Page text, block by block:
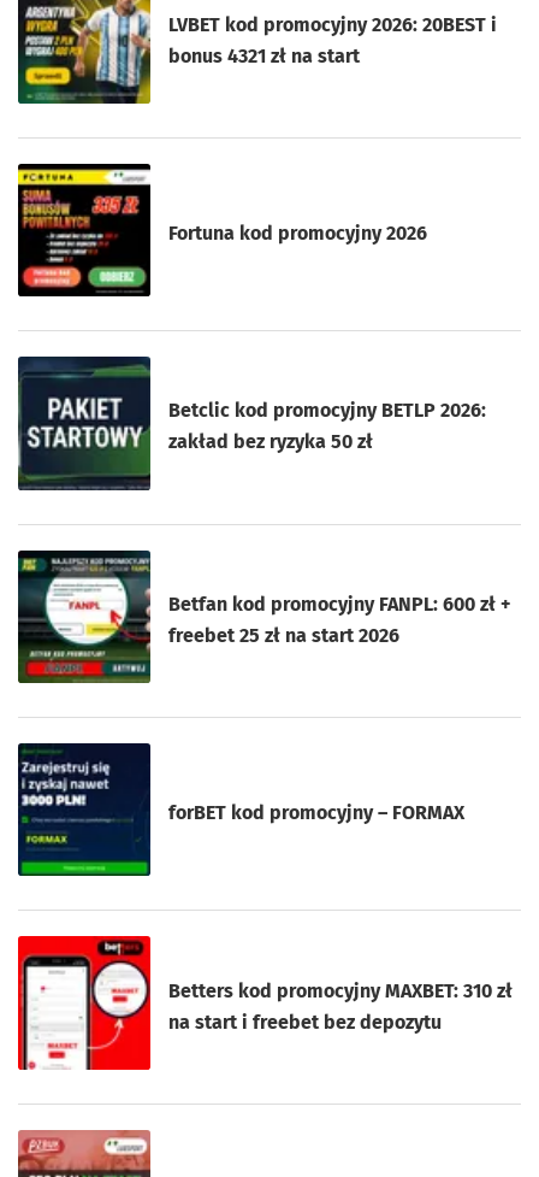
LVBET kod promocyjny 2026: 20BEST i
bonus 4321 zł na start
Fortuna kod promocyjny 2026
Betclic kod promocyjny BETLP 2026:
zakład bez ryzyka 50 zł
Betfan kod promocyjny FANPL: 600 zł +
freebet 25 zł na start 2026
forBET kod promocyjny – FORMAX
Betters kod promocyjny MAXBET: 310 zł
na start i freebet bez depozytu